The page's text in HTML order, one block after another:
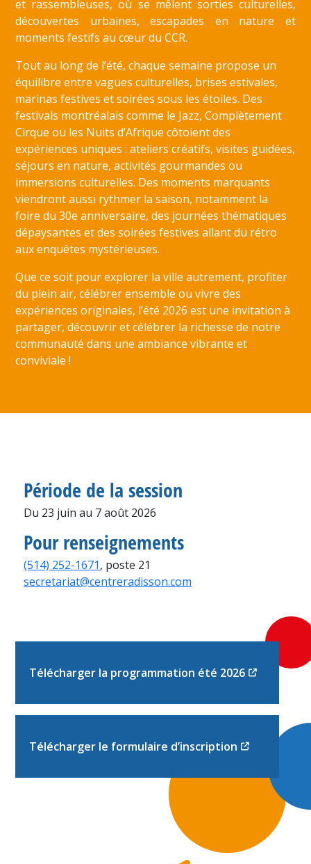
et rassembleuses, où se mêlent sorties culturelles,
découvertes urbaines, escapades en nature et
moments festifs au cœur du CCR.
Tout au long de l’été, chaque semaine propose un
équilibre entre vagues culturelles, brises estivales,
marinas festives et soirées sous les étoiles. Des
festivals montréalais comme le Jazz, Complètement
Cirque ou les Nuits d’Afrique côtoient des
expériences uniques : ateliers créatifs, visites guidées,
séjours en nature, activités gourmandes ou
immersions culturelles. Des moments marquants
viendront aussi rythmer la saison, notamment la
foire du 30e anniversaire, des journées thématiques
dépaysantes et des soirées festives allant du rétro
aux enquêtes mystérieuses.
Que ce soit pour explorer la ville autrement, profiter
du plein air, célébrer ensemble ou vivre des
expériences originales, l’été 2026 est une invitation à
partager, découvrir et célébrer la richesse de notre
communauté dans une ambiance vibrante et
conviviale !
Période de la session
Du 23 juin au 7 août 2026
Pour renseignements
(514) 252-1671, poste 21
secretariat@centreradisson.com
Télécharger la programmation été 2026
Télécharger le formulaire d’inscription